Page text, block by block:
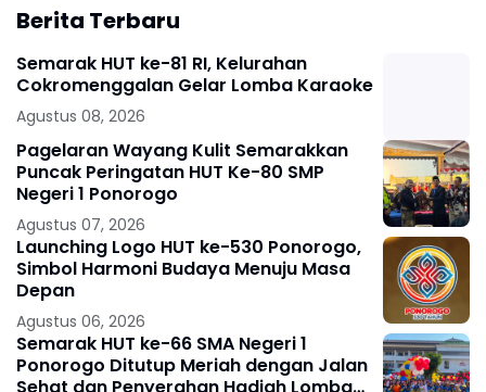
Berita Terbaru
Semarak HUT ke-81 RI, Kelurahan
Cokromenggalan Gelar Lomba Karaoke
Agustus 08, 2026
Pagelaran Wayang Kulit Semarakkan
Puncak Peringatan HUT Ke-80 SMP
Negeri 1 Ponorogo
Agustus 07, 2026
Launching Logo HUT ke-530 Ponorogo,
Simbol Harmoni Budaya Menuju Masa
Depan
Agustus 06, 2026
Semarak HUT ke-66 SMA Negeri 1
Ponorogo Ditutup Meriah dengan Jalan